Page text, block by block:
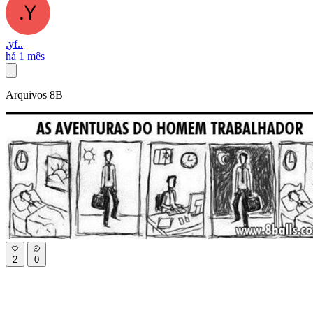
.yf..
há 1 mês
Arquivos 8B
2 0